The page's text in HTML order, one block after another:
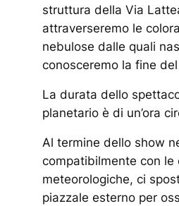
struttura della Via
attraverseremo le
nebulose dalle quali
conosceremo la fine
La durata dello
planetario è di un’ora
Al termine dello show
compatibilmente con le
meteorologiche, ci
piazzale esterno per